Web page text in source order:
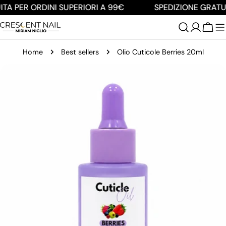
Salta
contenuto
PER ORDINI SUPERIORI A 99€ SPEDIZIONE
Home Best sellers Olio Cuticole Berries 20ml
supporto 0 in modalità modale